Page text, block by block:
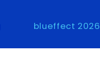
blueffect 2026